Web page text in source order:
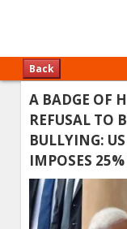
Back
A BADGE OF
REFUSAL TO
BULLYING:
IMPOSES